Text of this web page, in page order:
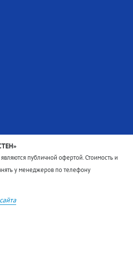
публичной офертой. Стоимость и
у менеджеров по телефону